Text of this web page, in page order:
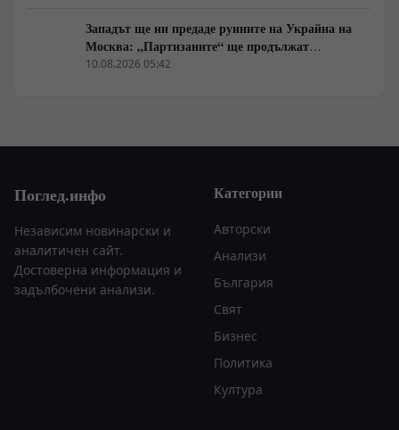
Украйна?“
Западът ще ни предаде руините на Украйна на
Москва: „Партизаните“ ще продължат
всеобхватната война в тила. Суровикин ще спаси
10.08.2026 05:42
Поглед.инфо
Независим новинарски и
аналитичен сайт.
Достоверна информация и
задълбочени анализи.
Категории
Авторски
Анализи
България
Свят
Бизнес
Политика
Култура